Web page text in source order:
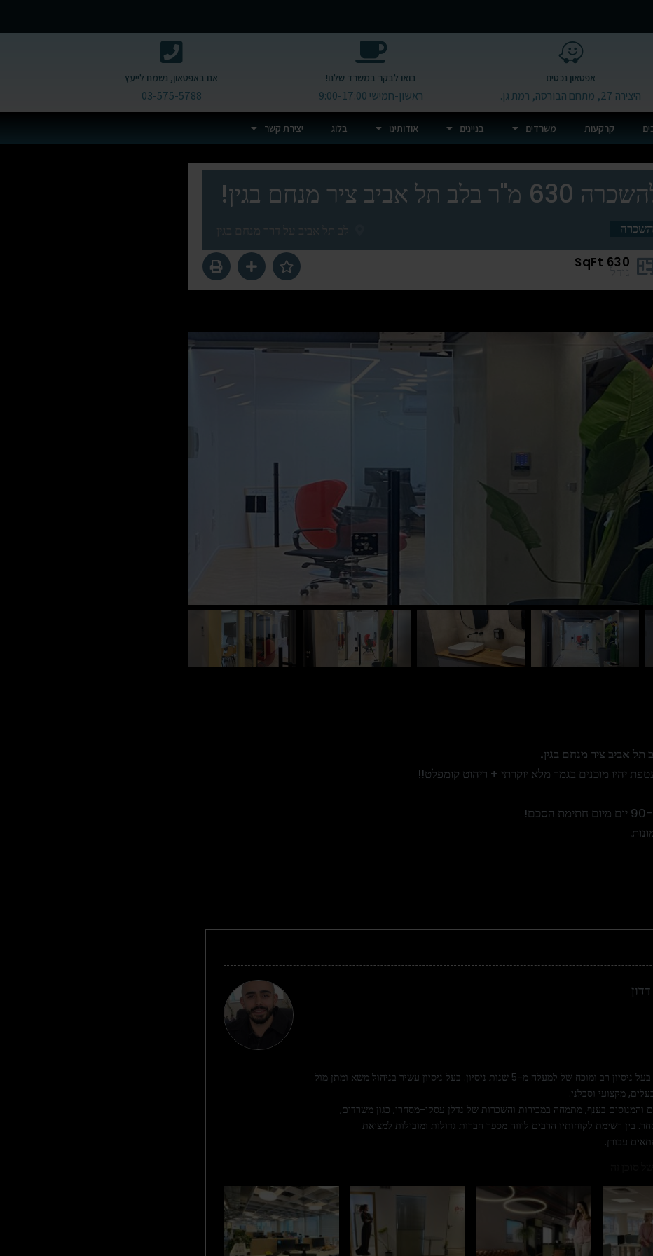
אפטאון נכסים
היצירה 27, מתחם הבורסה, רמת גן.
בואו לבקר במשרד שלנו!
ראשון-חמישי 9:00-17:00
אנו באפטאון, נשמח לייעץ
03-575-5788
קרקעות משרדים בניינים אודותינו בלוג יצירת קשר
אביב ציר מנחם בגין!
לב תל אביב על דרך מנחם בגין
630
SqFt
גודל
אביב ציר מנחם בגין.
יועץ נדלן מסחרי, בעל ניסיון רב ומוכח של למעלה מ-5 שנות ניסיון. בעל ניסיון עשיר בניהול משא ומתן מול
מקצועי וסבלני.
והמנוסים בענף, מתמחה במכירות והשכרות של נדלן עסקי-מסחרי, כגון משרדים,
בין רשימת לקוחותיו הרבים ליווה מספר חברות גדולות ומובילות למציאת
עבורן.